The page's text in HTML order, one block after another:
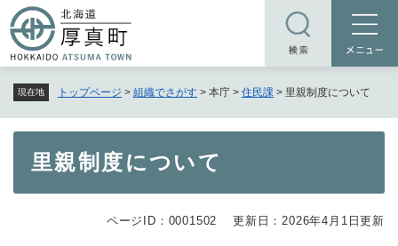
ー
ジ
頭
で
現在地 トップページ > 組織でさがす > 本庁 > 住民課 > 里親制度について
里親制度について
ページID：0001502 更新日：2026年4月1日更新